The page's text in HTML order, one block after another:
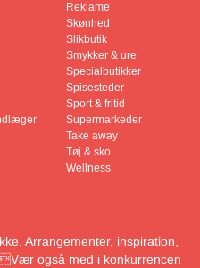
Reklame
Skønhed
Slikbutik
Smykker & ure
Specialbutikker
Spisesteder
Sport & fritid
Supermarkeder
Take away
Tøj & sko
Wellness
Arrangementer, inspiration,
også med i konkurrencen